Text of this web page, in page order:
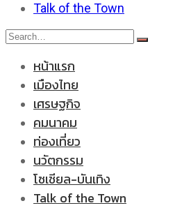
Talk of the Town
หน้าแรก
เมืองไทย
เศรษฐกิจ
คมนาคม
ท่องเที่ยว
นวัตกรรม
โซเชียล-บันเทิง
Talk of the Town